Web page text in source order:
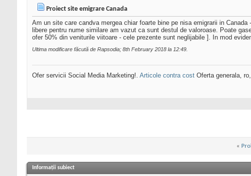
Proiect site emigrare Canada
Am un site care candva mergea chiar foarte bine pe nisa emigrarii in
libere pentru nume similare am vazut ca sunt destul de valoroase. Poate
ofer 50% din veniturile viitoare - cele prezente sunt neglijabile ]. In mod
Ultima modificare făcută de Rapsodia; 8th February 2018 la 12:49
Ofer servicii Social Media Marketing!. Articole contra cost Oferta generala,
«
Informații subiect